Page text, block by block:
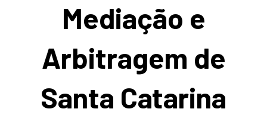
Mediação e
Arbitragem de
Santa Catarina